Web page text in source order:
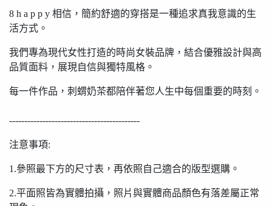
8 h a p p y 相信，簡約舒適的穿搭是一種追求真我意識的生
活方式。
我們專為現代女性打造的時尚女裝品牌，結合優雅設計與高
品質面料，展現自信與獨特風格。
每一件作品，刺蝟奶茶都陪伴著您人生中每個重要的時刻。
-------------------------------------------
注意事項:
1.參照最下方的尺寸表，再依照自己適合的版型選購。
2.平面照皆為實體拍攝，照片與實體商品顏色有落差屬正常